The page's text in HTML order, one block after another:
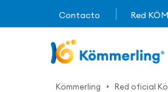
Contacto Red
Kömmerling Red oficial